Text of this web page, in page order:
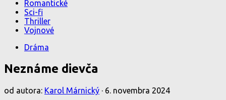
Romantické
Sci-fi
Thriller
Vojnové
Dráma
Neznáme dievča
od autora: Karol Márnický · 6. novembra 2024